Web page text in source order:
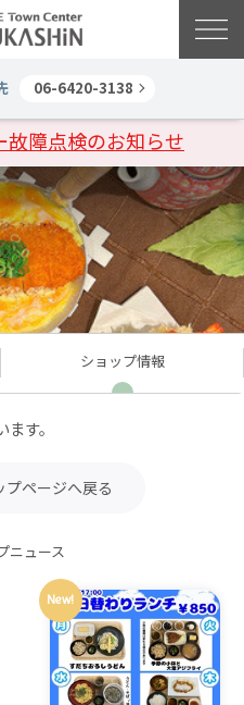
障点検のお知らせ
06-6420-3138
ショップ情報
す。
ページへ戻る
ニュース
New!